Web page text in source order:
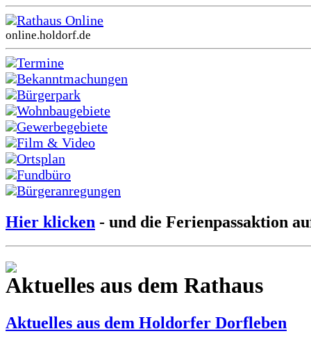
Rathaus Online
online.holdorf.de
Termine
Bekanntmachungen
Bürgerpark
Wohnbaugebiete
Gewerbegebiete
Film & Video
Ortsplan
Fundbüro
Bürgeranregungen
Hier klicken - und die Ferienpassaktion
Aktuelles aus dem Rathaus
Aktuelles aus dem Holdorfer Dorfleben